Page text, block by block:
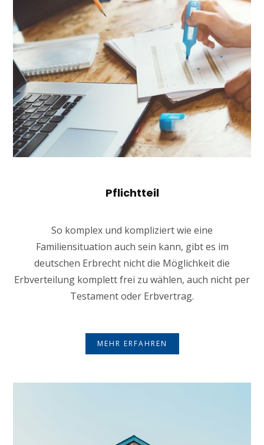
Pflichtteil
So komplex und kompliziert wie eine
Familiensituation auch sein kann, gibt es im
deutschen Erbrecht nicht die Möglichkeit die
Erbverteilung komplett frei zu wählen, auch nicht per
Testament oder Erbvertrag.
MEHR ERFAHREN